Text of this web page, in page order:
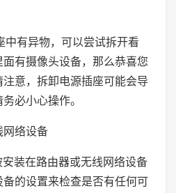
中有异物，可以尝试拆开看
有摄像头设备，那么恭喜您
意，拆卸电源插座可能会导
必小心操作。
网络设备
装在路由器或无线网络设备
的设置来检查是否有任何可